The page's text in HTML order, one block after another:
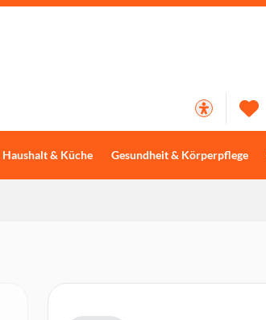
Haushalt & Küche Gesundheit & Körperpflege